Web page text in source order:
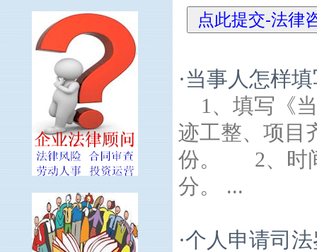
·当事人怎样
1、填写《
迹工整、项目
份。 2、时间
分。 ...
·个人申请司